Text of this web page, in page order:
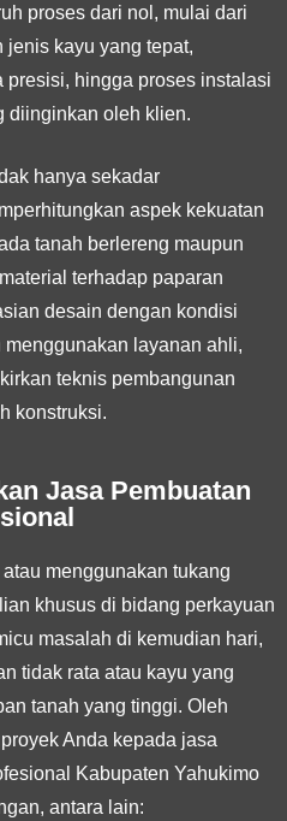
proses dari nol, mulai dari
kayu yang tepat,
presisi, hingga proses instalasi
diinginkan oleh klien.
hanya sekadar
aspek kekuatan
tanah berlereng maupun
terhadap paparan
desain dengan kondisi
layanan ahli,
teknis pembangunan
konstruksi.
Jasa Pembuatan
menggunakan tukang
khusus di bidang perkayuan
masalah di kemudian hari,
tidak rata atau kayu yang
tanah yang tinggi. Oleh
Anda kepada jasa
Kabupaten Yahukimo
antara lain: